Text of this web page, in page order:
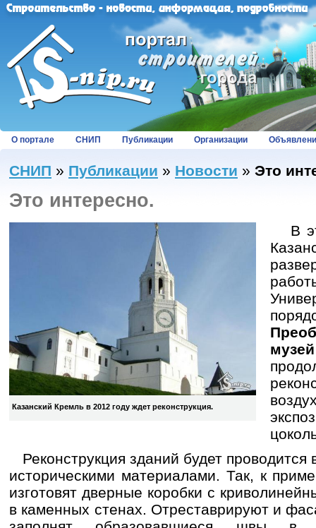
О портале СНИП Публикации Организации
СНИП » Публикации » Новости » Это
Это интересно.
Казанский Кремль в 2012 году ждет реконструкция.
В
Реконструкция зданий будет проводится
историческими материалами. Так, к
изготовят дверные коробки с
в каменных стенах. Отреставрируют и